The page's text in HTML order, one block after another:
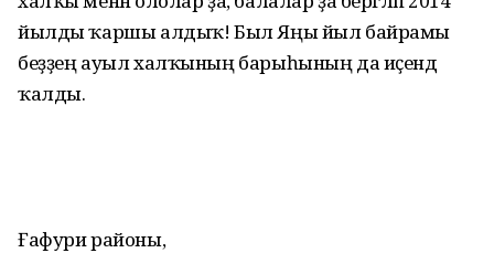
йылды ҡаршы алдыҡ! Был Яңы йыл байрамы
беҙҙең ауыл халҡының барыһының да иҫендә
ҡалды.
Ғафури районы,